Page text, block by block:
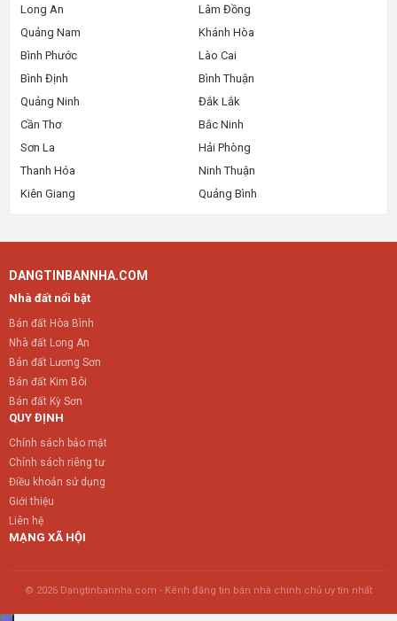
Long An
Lâm Đồng
Quảng Nam
Khánh Hòa
Bình Phước
Lào Cai
Bình Định
Bình Thuận
Quảng Ninh
Đắk Lắk
Cần Thơ
Bắc Ninh
Sơn La
Hải Phòng
Thanh Hóa
Ninh Thuận
Kiên Giang
Quảng Bình
DANGTINBANNHA.COM
Nhà đất nổi bật
Bán đất Hòa Bình
Nhà đất Long An
Bán đất Lương Sơn
Bán đất Kim Bôi
Bán đất Kỳ Sơn
QUY ĐỊNH
Chính sách bảo mật
Chính sách riêng tư
Điều khoản sử dụng
Giới thiệu
Liên hệ
MẠNG XÃ HỘI
© 2026 Dangtinbannha.com - Kênh đăng tin bán nhà chính chủ uy tín nhất